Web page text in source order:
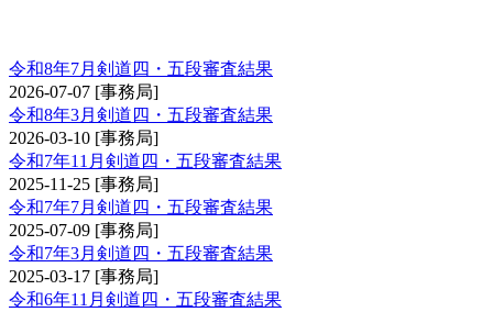
令和8年7月剣道四・五段審査結果
2026-07-07 [事務局]
令和8年3月剣道四・五段審査結果
2026-03-10 [事務局]
令和7年11月剣道四・五段審査結果
2025-11-25 [事務局]
令和7年7月剣道四・五段審査結果
2025-07-09 [事務局]
令和7年3月剣道四・五段審査結果
2025-03-17 [事務局]
令和6年11月剣道四・五段審査結果